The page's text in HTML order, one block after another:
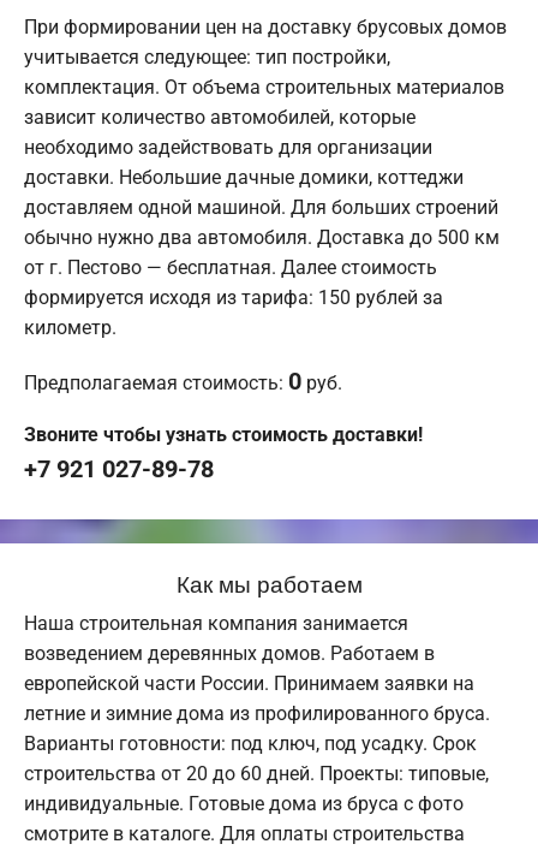
При формировании цен на доставку брусовых домов
учитывается следующее: тип постройки,
комплектация. От объема строительных материалов
зависит количество автомобилей, которые
необходимо задействовать для организации
доставки. Небольшие дачные домики, коттеджи
доставляем одной машиной. Для больших строений
обычно нужно два автомобиля. Доставка до 500 км
от г. Пестово — бесплатная. Далее стоимость
формируется исходя из тарифа: 150 рублей за
километр.
Предполагаемая стоимость: 0 руб.
Звоните чтобы узнать стоимость доставки!
+7 921 027-89-78
Как мы работаем
Наша строительная компания занимается
возведением деревянных домов. Работаем в
европейской части России. Принимаем заявки на
летние и зимние дома из профилированного бруса.
Варианты готовности: под ключ, под усадку. Срок
строительства от 20 до 60 дней. Проекты: типовые,
индивидуальные. Готовые дома из бруса с фото
смотрите в каталоге. Для оплаты строительства